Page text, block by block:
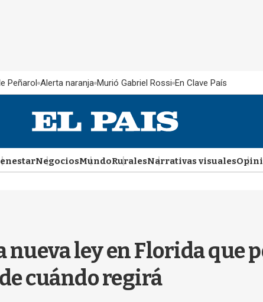
Peñarol Alerta naranja Murió Gabriel Rossi En Clave País
NegociosMundoRuralesNarrativas visuales
nueva ley en Florida que
cuándo regirá